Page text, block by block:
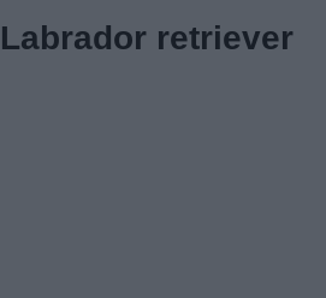
Labrador retriever